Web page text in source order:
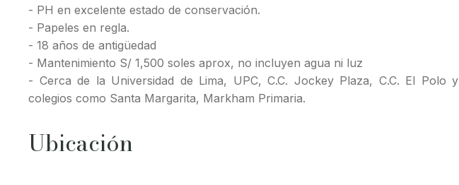
- PH en excelente estado de conservación.
- Papeles en regla.
- 18 años de antigüedad
- Mantenimiento S/ 1,500 soles aprox, no incluyen agua ni luz
- Cerca de la Universidad de Lima, UPC, C.C. Jockey Plaza, C.C. El Polo y
colegios como Santa Margarita, Markham Primaria.
Ubicación